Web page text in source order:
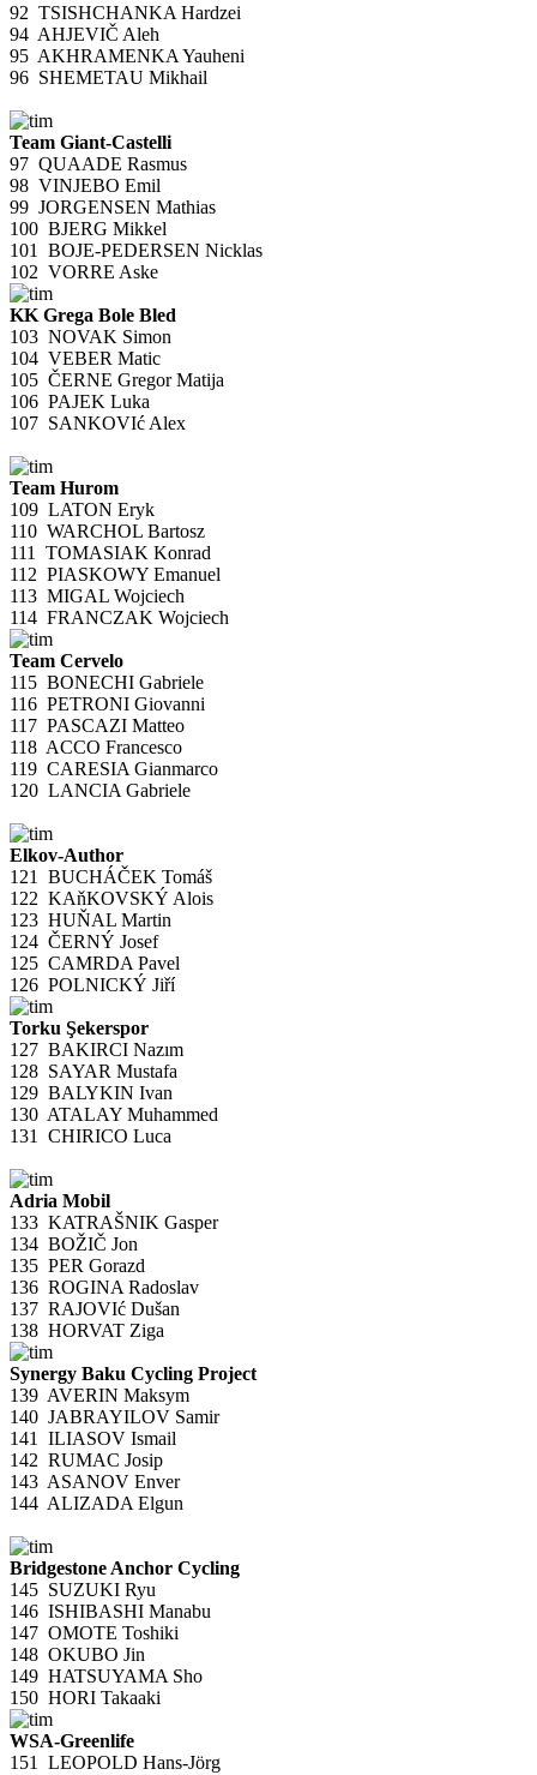
92 TSISHCHANKA Hardzei
94 AHJEVIČ Aleh
95 AKHRAMENKA Yauheni
96 SHEMETAU Mikhail
Team Giant-Castelli
97 QUAADE Rasmus
98 VINJEBO Emil
99 JORGENSEN Mathias
100 BJERG Mikkel
101
BOJE-PEDERSEN Nicklas
102 VORRE Aske
KK Grega Bole Bled
103 NOVAK Simon
104 VEBER Matic
105 ČERNE Gregor Matija
106 PAJEK Luka
107 SANKOVIć Alex
Team Hurom
109 LATON Eryk
110 WARCHOL Bartosz
111
TOMASIAK Konrad
112 PIASKOWY Emanuel
113 MIGAL Wojciech
114 FRANCZAK Wojciech
Team Cervelo
115 BONECHI Gabriele
116 PETRONI Giovanni
117 PASCAZI Matteo
118 ACCO Francesco
119 CARESIA Gianmarco
120 LANCIA Gabriele
Elkov-Author
121
BUCHÁČEK Tomáš
122 KAňKOVSKÝ Alois
123 HUŇAL Martin
124 ČERNÝ Josef
125 CAMRDA Pavel
126 POLNICKÝ Jiří
Torku Şekerspor
127 BAKIRCI Nazım
128 SAYAR Mustafa
129 BALYKIN Ivan
130 ATALAY Muhammed
131
CHIRICO Luca
Adria Mobil
133 KATRAŠNIK Gasper
134 BOŽIČ Jon
135 PER Gorazd
136 ROGINA Radoslav
137 RAJOVIć Dušan
138 HORVAT Ziga
Synergy Baku Cycling Project
139 AVERIN Maksym
140 JABRAYILOV Samir
141
ILIASOV Ismail
142 RUMAC Josip
143 ASANOV Enver
144 ALIZADA Elgun
Bridgestone Anchor Cycling
145 SUZUKI Ryu
146 ISHIBASHI Manabu
147 OMOTE Toshiki
148 OKUBO Jin
149 HATSUYAMA Sho
150 HORI Takaaki
WSA-Greenlife
151
LEOPOLD Hans-Jörg